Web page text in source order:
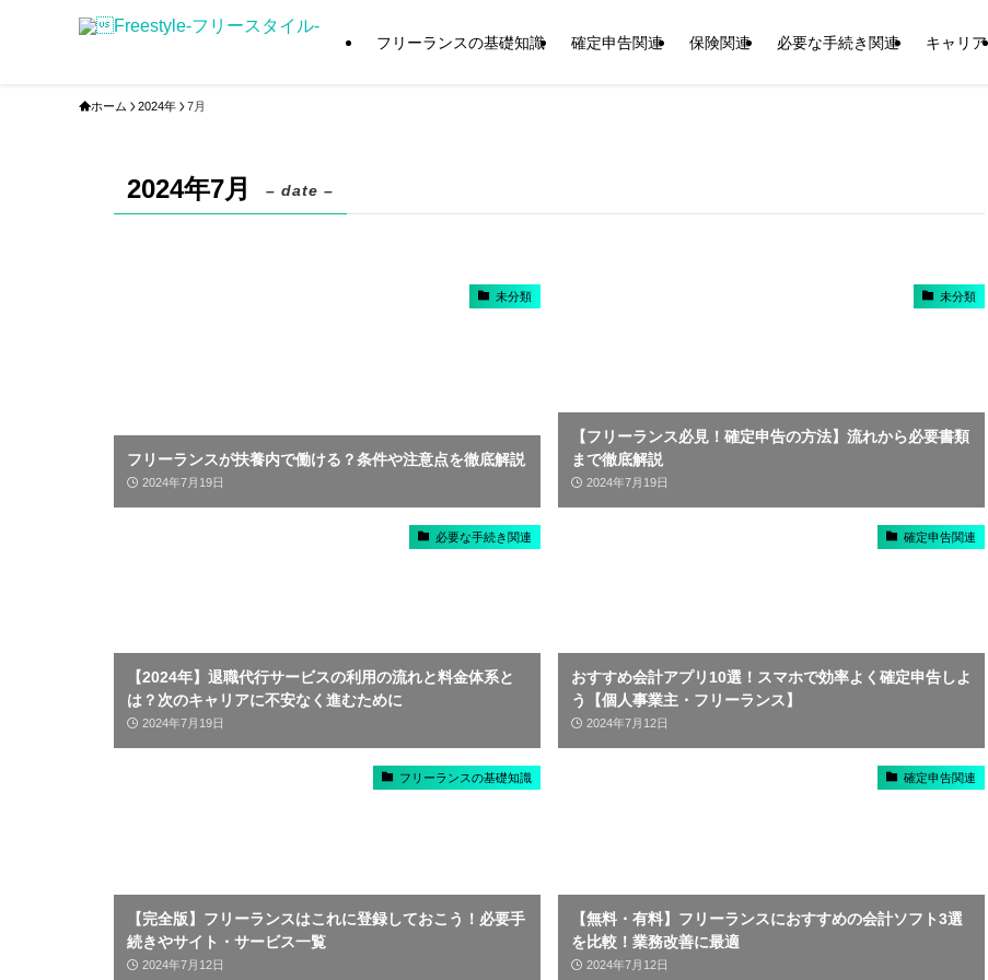
フリーランスの基礎知識 確定申告関連 保険関連 必要な手続き関連 キャリア
ホーム 2024年 7月
2024年7月 – date –
未分類
フリーランスが扶養内で働ける？条件や注意点を徹底解説
2024年7月19日
未分類
【フリーランス必見！確定申告の方法】流れから必要書類
まで徹底解説
2024年7月19日
必要な手続き関連
【2024年】退職代行サービスの利用の流れと料金体系と
は？次のキャリアに不安なく進むために
2024年7月19日
確定申告関連
おすすめ会計アプリ10選！スマホで効率よく確定申告しよ
う【個人事業主・フリーランス】
2024年7月12日
フリーランスの基礎知識
【完全版】フリーランスはこれに登録しておこう！必要手
続きやサイト・サービス一覧
2024年7月12日
確定申告関連
【無料・有料】フリーランスにおすすめの会計ソフト3選
を比較！業務改善に最適
2024年7月12日